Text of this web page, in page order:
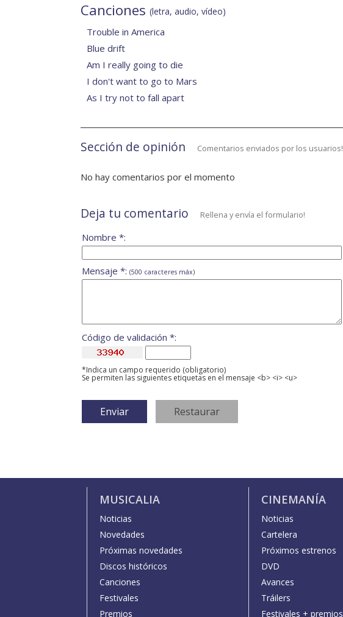
Canciones (letra, audio, vídeo)
Trouble in America
Blue drift
Am I really going to die
I don't want to go to Mars
As I try not to fall apart
Sección de opinión Comentarios enviados por los usuarios!
No hay comentarios por el momento
Deja tu comentario Rellena y envía el formulario!
Nombre *:
Mensaje *: (500 caracteres máx)
Código de validación *:
*Indica un campo requerido (obligatorio)
Se permiten las siguientes etiquetas en el mensaje <b> <i> <u>
MUSICALIA
Noticias
Novedades
Próximas novedades
Discos históricos
Canciones
Festivales
Premios
CINEMANÍA
Noticias
Cartelera
Próximos estrenos
DVD
Avances
Tráilers
Festivales + premios